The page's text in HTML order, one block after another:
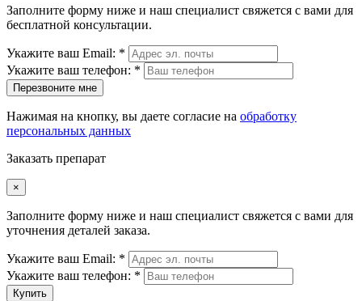
Заполните форму ниже и наш специалист свяжется с вами для
бесплатной консультации.
Укажите ваш Email: *
Укажите ваш телефон: *
Перезвоните мне
Нажимая на кнопку, вы даете согласие на обработку
персональных данных
Заказать препарат
×
Заполните форму ниже и наш специалист свяжется с вами для
уточнения деталей заказа.
Укажите ваш Email: *
Укажите ваш телефон: *
Купить